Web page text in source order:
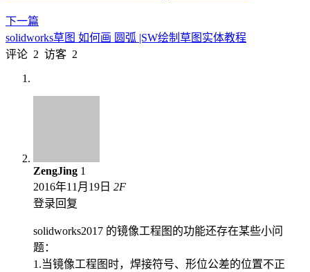
下一篇
solidworks草图 如何画 圆弧 |SW绘制草图实体教程
评论 2 访客 2
ZengJing 1
2016年11月19日 2F
登录回复
solidworks2017 的镜像工程图的功能还存在某些小问
题：
1.当镜像工程图时，焊接符号、形位公差的位置不正